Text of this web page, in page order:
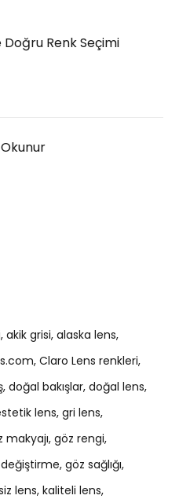
Doğru Renk Seçimi
akik grisi alaska lens
Claro Lens renkleri
doğal bakışlar doğal lens
lens gri lens
makyajı göz rengi
göz sağlığı
lens kaliteli lens